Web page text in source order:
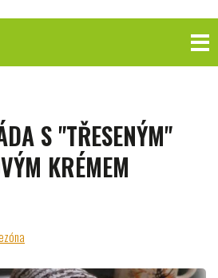
S "TŘESENÝM"
KRÉMEM